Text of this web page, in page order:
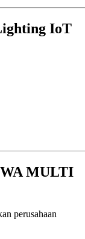
IoT
MULTI
perusahaan